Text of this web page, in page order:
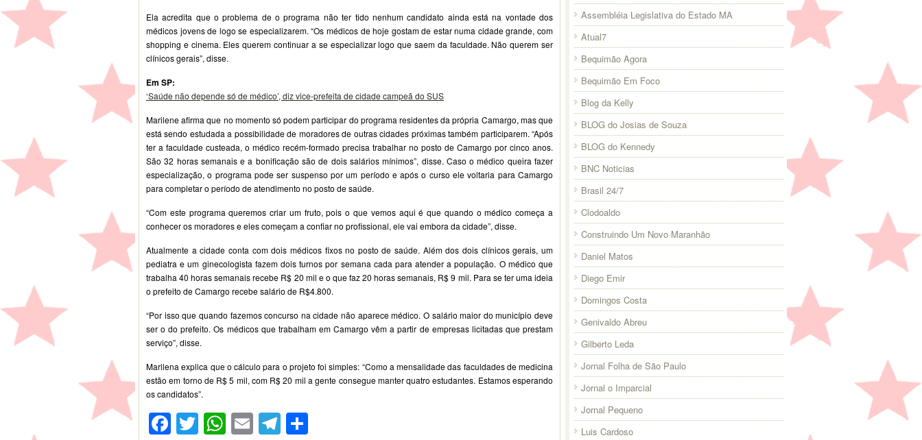
Ela acredita que o problema de o programa não ter tido nenhum candidato ainda está na vontade dos
médicos jovens de logo se especializarem. “Os médicos de hoje gostam de estar numa cidade grande, com
shopping e cinema. Eles querem continuar a se especializar logo que saem da faculdade. Não querem ser
clínicos gerais”, disse.
Em SP:
‘Saúde não depende só de médico’, diz vice-prefeita de cidade campeã do SUS
Marilene afirma que no momento só podem participar do programa residentes da própria Camargo, mas que
está sendo estudada a possibilidade de moradores de outras cidades próximas também participarem. “Após
ter a faculdade custeada, o médico recém-formado precisa trabalhar no posto de Camargo por cinco anos.
São 32 horas semanais e a bonificação são de dois salários mínimos”, disse. Caso o médico queira fazer
especialização, o programa pode ser suspenso por um período e após o curso ele voltaria para Camargo
para completar o período de atendimento no posto de saúde.
“Com este programa queremos criar um fruto, pois o que vemos aqui é que quando o médico começa a
conhecer os moradores e eles começam a confiar no profissional, ele vai embora da cidade”, disse.
Atualmente a cidade conta com dois médicos fixos no posto de saúde. Além dos dois clínicos gerais, um
pediatra e um ginecologista fazem dois turnos por semana cada para atender a população. O médico que
trabalha 40 horas semanais recebe R$ 20 mil e o que faz 20 horas semanais, R$ 9 mil. Para se ter uma ideia
o prefeito de Camargo recebe salário de R$4.800.
“Por isso que quando fazemos concurso na cidade não aparece médico. O salário maior do município deve
ser o do prefeito. Os médicos que trabalham em Camargo vêm a partir de empresas licitadas que prestam
serviço”, disse.
Marilena explica que o cálculo para o projeto foi simples: “Como a mensalidade das faculdades de medicina
estão em torno de R$ 5 mil, com R$ 20 mil a gente consegue manter quatro estudantes. Estamos esperando
os candidatos”.
Facebook
Twitter
WhatsApp
EmailTelegram
Assembléia Legislativa do Estado MA
Atual7
Bequimão Agora
Bequimão Em Foco
Blog da Kelly
BLOG do Josias de Souza
BLOG do Kennedy
BNC Noticias
Brasil 24/7
Clodoaldo
Construindo Um Novo Maranhão
Daniel Matos
Diego Emir
Domingos Costa
Genivaldo Abreu
Gilberto Leda
Jornal Folha de São Paulo
Jornal o Imparcial
Jornal Pequeno
Luis Cardoso